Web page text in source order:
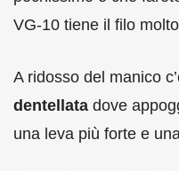
VG-10 tiene il filo
A ridosso del manico
dentellata dove
una leva più forte e